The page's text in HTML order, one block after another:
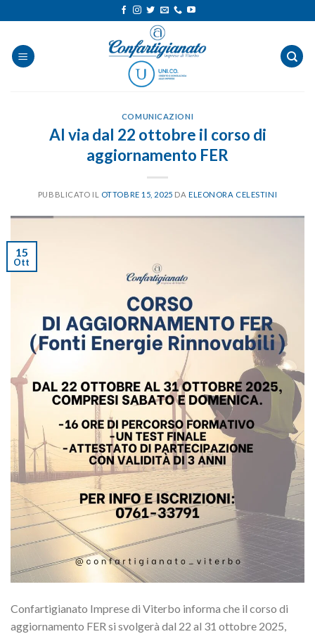
ai
contenuti
COMUNICAZIONI
Al via dal 22 ottobre il corso di
aggiornamento FER
PUBBLICATO IL OTTOBRE 15, 2025 DA ELEONORA CELESTINI
15
Ott
Confartigianato Imprese di Viterbo informa che il corso di
aggiornamento FER si svolgerà dal 22 al 31 ottobre 2025,